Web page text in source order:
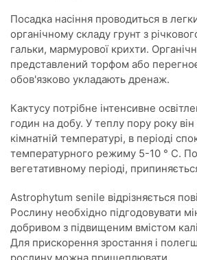
Посадка насіння проводиться в
органічному складу грунт з
гальки, мармурової крихти.
представлений торфом або
обов'язково укладають дренаж.
Кактусу потрібне інтенсивне
годин на добу. У теплу пору року
кімнатній температурі, в періоді
температурного режиму 5-10 ° С.
вегетативному періоді,
Astrophytum senile відрізняється
Рослину необхідно підгодовувати
добривом з підвищеним вмістом
Для прискорення зростання і